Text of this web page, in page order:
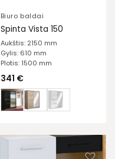
Biuro baldai
Spinta Vista 150
Aukštis: 2150 mm
Gylis: 610 mm
Plotis: 1500 mm
341 €